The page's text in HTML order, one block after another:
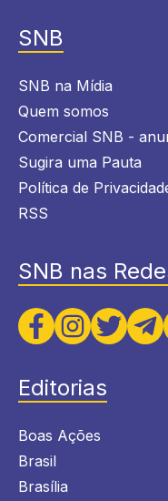
SNB
SNB na Mídia
Quem somos
Comercial SNB -
Sugira uma Pauta
Política de
RSS
SNB nas
Editorias
Boas Ações
Brasil
Brasília